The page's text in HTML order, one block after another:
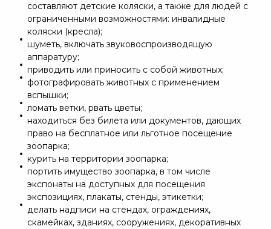
составляют детские коляски, а также для людей с
ограниченными возможностями: инвалидные
коляски (кресла);
шуметь, включать звуковоспроизводящую
аппаратуру;
приводить или приносить с собой животных;
фотографировать животных с применением
вспышки;
ломать ветки, рвать цветы;
находиться без билета или документов, дающих
право на бесплатное или льготное посещение
зоопарка;
курить на территории зоопарка;
портить имущество зоопарка, в том числе
экспонаты на доступных для посещения
экспозициях, плакаты, стенды, этикетки;
делать надписи на стендах, ограждениях,
скамейках, зданиях, сооружениях, декоративных